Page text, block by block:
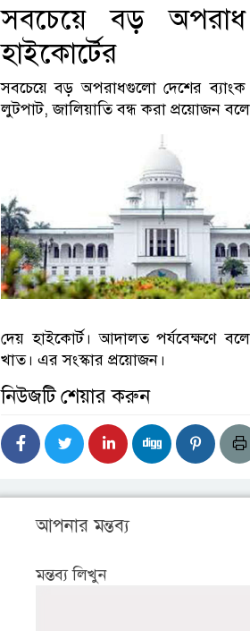
সবচেয়ে বড় অপরাধ
হাইকোর্টের
সবচেয়ে বড় অপরাধগুলো দেশের
লুটপাট, জালিয়াতি বন্ধ করা প্রয়োজন
দেয় হাইকোর্ট। আদালত পর্যবেক্ষণে
খাত। এর সংস্কার প্রয়োজন।
নিউজটি শেয়ার করুন
আপনার মন্তব্য
মন্তব্য লিখুন